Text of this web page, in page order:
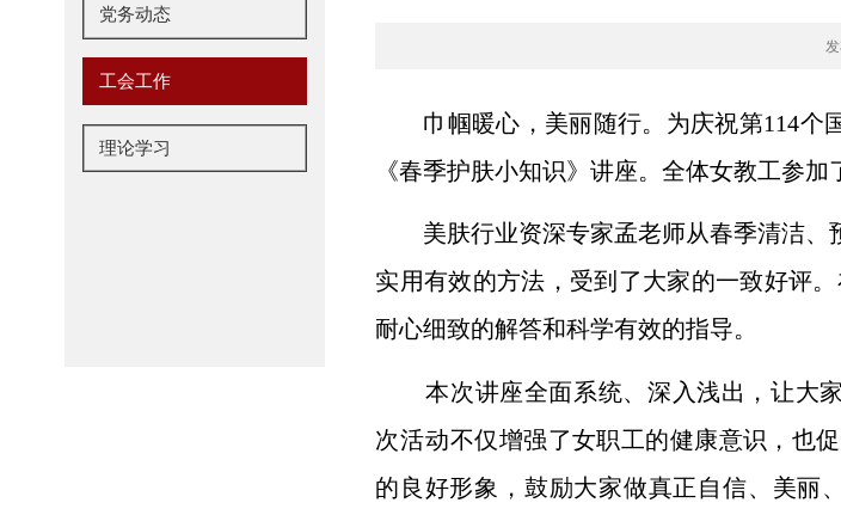
党务动态
工会工作
理论学习
巾帼暖心，美丽随行。为庆祝第114个
《春季护肤小知识》讲座。全体女教工参
美肤行业资深专家孟老师从春季清洁、
实用有效的方法，受到了大家的一致好评
耐心细致的解答和科学有效的指导。
本次讲座全面系统、深入浅出，让大家
次活动不仅增强了女职工的健康意识，也
的良好形象 ， 鼓励大家做真正自信、美丽